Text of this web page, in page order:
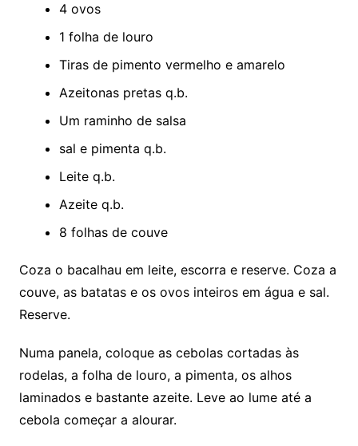
4 ovos
1 folha de louro
Tiras de pimento vermelho e amarelo
Azeitonas pretas q.b.
Um raminho de salsa
sal e pimenta q.b.
Leite q.b.
Azeite q.b.
8 folhas de couve
Coza o bacalhau em leite, escorra e reserve. Coza a
couve, as batatas e os ovos inteiros em água e sal.
Reserve.
Numa panela, coloque as cebolas cortadas às
rodelas, a folha de louro, a pimenta, os alhos
laminados e bastante azeite. Leve ao lume até a
cebola começar a alourar.